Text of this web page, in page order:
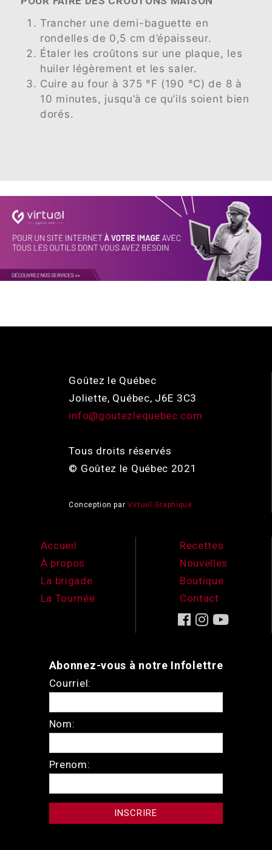
Trancher une demi-baguette en
rondelles de 0,5 cm d’épaisseur.
Étaler les croûtons sur une plaque, les
huiler légèrement et les saler.
Cuire au four à 375 °F (190 °C) de 8 à
10 minutes, jusqu’à ce qu’ils soient bien
dorés.
Goûtez le Québec
Joliette, Québec, J6E 3C3
info@goutezlequebec.com
Tous droits réservés
© Goûtez le Québec 2021
Conception par Virtuel Graphique
Accueil
À propos
La brigade
La Tournée
Recettes
Nouvelles
Boutique
Contact
Abonnez-vous à notre Infolettre
Courriel:
Nom:
Prenom: